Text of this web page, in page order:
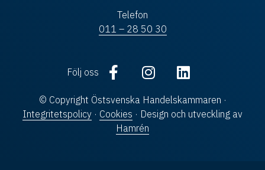
Telefon
011 – 28 50 30
Följ oss
© Copyright Östsvenska Handelskammaren ·
Integritetspolicy · Cookies · Design och utveckling av
Hamrén